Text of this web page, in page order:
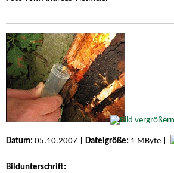
Datum: 05.10.2007 | Dateigröße: 1 MByte |
Bildunterschrift: